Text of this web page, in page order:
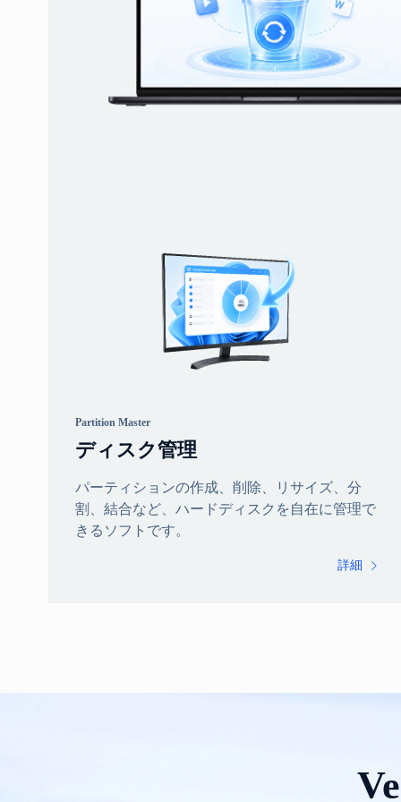
Partition Master
ディスク管理
パーティションの作成、削除、リサイズ、分
割、結合など、ハードディスクを自在に管理で
きるソフトです。
詳細 